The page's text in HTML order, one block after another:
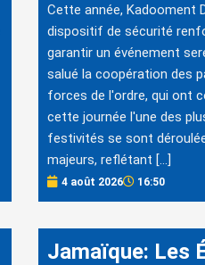
Cette année, Kadooment
dispositif de sécurité
garantir un événement
salué la coopération des
forces de l'ordre, qui ont
cette journée l'une des
festivités se sont
majeurs, reflétant […]
4 août 2026 16:50
Jamaïque: Les